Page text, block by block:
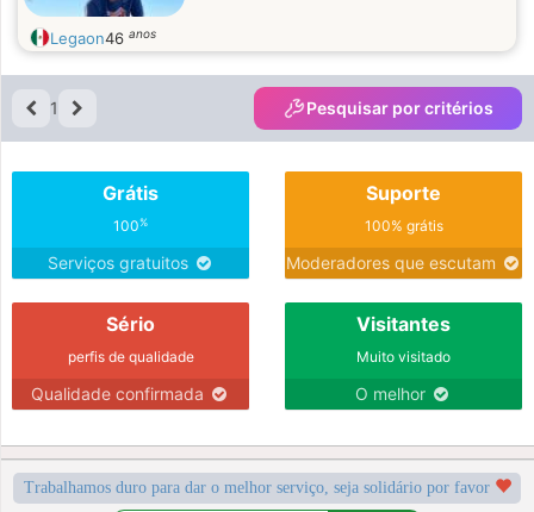
Legaon46 anos
1 Pesquisar por critérios
Grátis
100%
Serviços gratuitos
Suporte
100% grátis
Moderadores que escutam
Sério
perfis de qualidade
Qualidade confirmada
Visitantes
Muito visitado
O melhor
Trabalhamos duro para dar o melhor serviço, seja solidário por favor